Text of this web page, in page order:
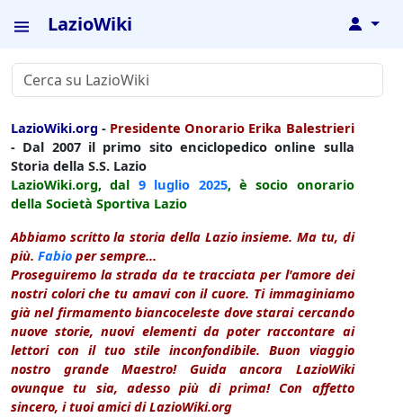
LazioWiki ↓
LazioWiki.org - Presidente Onorario Erika Balestrieri
- Dal 2007 il primo sito enciclopedico online sulla
Storia della S.S. Lazio
LazioWiki.org, dal 9 luglio 2025, è socio onorario
della Società Sportiva Lazio
Abbiamo scritto la storia della Lazio insieme. Ma tu, di
più. Fabio per sempre...
Proseguiremo la strada da te tracciata per l'amore dei
nostri colori che tu amavi con il cuore. Ti immaginiamo
già nel firmamento biancoceleste dove starai cercando
nuove storie, nuovi elementi da poter raccontare ai
lettori con il tuo stile inconfondibile. Buon viaggio
nostro grande Maestro! Guida ancora LazioWiki
ovunque tu sia, adesso più di prima! Con affetto
sincero, i tuoi amici di LazioWiki.org